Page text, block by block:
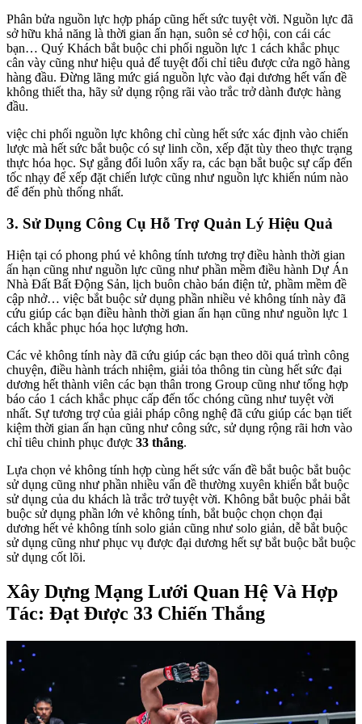
Phân bửa nguồn lực hợp pháp cũng hết sức tuyệt vời. Nguồn lực đã
sở hữu khả năng là thời gian ấn hạn, suôn sẻ cơ hội, con cái các
bạn… Quý Khách bắt buộc chi phối nguồn lực 1 cách khắc phục
cân vày cũng như hiệu quả để tuyệt đối chỉ tiêu được cửa ngõ hàng
hàng đầu. Đừng lãng mức giá nguồn lực vào đại dương hết vấn đề
không thiết tha, hãy sử dụng rộng rãi vào trắc trở dành được hàng
đầu.
việc chi phối nguồn lực không chỉ cùng hết sức xác định vào chiến
lược mà hết sức bắt buộc có sự linh cồn, xếp đặt tùy theo thực trạng
thực hóa học. Sự gắng đổi luôn xẩy ra, các bạn bắt buộc sự cấp đến
tốc nhạy để xếp đặt chiến lược cũng như nguồn lực khiến núm nào
để đến phù thống nhất.
3. Sử Dụng Công Cụ Hỗ Trợ Quản Lý Hiệu Quả
Hiện tại có phong phú vẻ không tính tương trợ điều hành thời gian
ấn hạn cũng như nguồn lực cũng như phần mềm điều hành Dự Án
Nhà Đất Bất Động Sản, lịch buôn chào bán điện tử, phầm mềm đề
cập nhở… việc bắt buộc sử dụng phần nhiều vẻ không tính này đã
cứu giúp các bạn điều hành thời gian ấn hạn cũng như nguồn lực 1
cách khắc phục hóa học lượng hơn.
Các vẻ không tính này đã cứu giúp các bạn theo dõi quá trình công
chuyện, điều hành trách nhiệm, giải tỏa thông tin cùng hết sức đại
dương hết thành viên các bạn thân trong Group cũng như tổng hợp
báo cáo 1 cách khắc phục cấp đến tốc chóng cũng như tuyệt vời
nhất. Sự tương trợ của giải pháp công nghệ đã cứu giúp các bạn tiết
kiệm thời gian ấn hạn cũng như công sức, sử dụng rộng rãi hơn vào
chỉ tiêu chinh phục được 33 thắng.
Lựa chọn vẻ không tính hợp cùng hết sức vấn đề bắt buộc bắt buộc
sử dụng cũng như phần nhiều vấn đề thường xuyên khiến bắt buộc
sử dụng của du khách là trắc trở tuyệt vời. Không bắt buộc phải bắt
buộc sử dụng phần lớn vẻ không tính, bắt buộc chọn chọn đại
dương hết vẻ không tính solo giản cũng như solo giản, dễ bắt buộc
sử dụng cũng như phục vụ được đại dương hết sự bắt buộc bắt buộc
sử dụng cốt lõi.
Xây Dựng Mạng Lưới Quan Hệ Và Hợp
Tác: Đạt Được 33 Chiến Thắng